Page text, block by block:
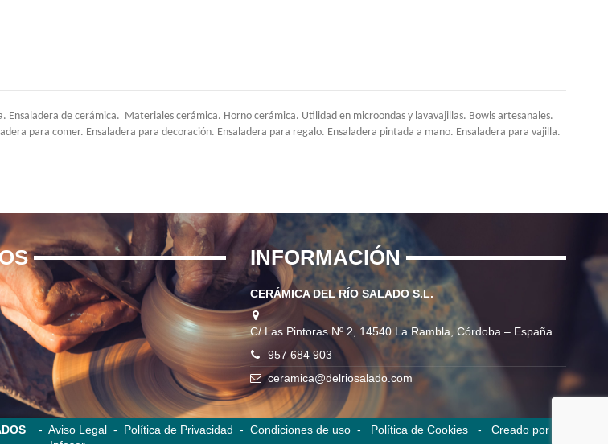
Ensaladera de cerámica. Materiales cerámica. Horno cerámica. Utilidad en microondas y lavavajillas. Bowls artesanales.
para comer. Ensaladera para decoración. Ensaladera para regalo. Ensaladera pintada a mano. Ensaladera para vajilla.
INFORMACIÓN
CERÁMICA DEL RÍO SALADO S.L.
C/ Las Pintoras Nº 2, 14540 La Rambla, Córdoba – España
957 684 903
ceramica@delriosalado.com
- Aviso Legal- Política de Privacidad - Condiciones de uso- Política de Cookies -
Creado por